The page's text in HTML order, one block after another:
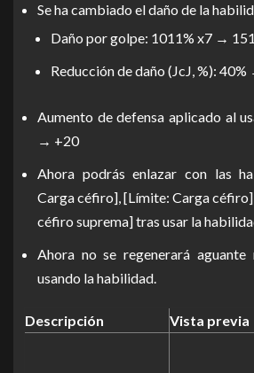
Se ha cambiado el daño de la
Daño por golpe: 1011% x7 →
Reducción de daño (JcJ, %):
Aumento de defensa aplicado al
→ +20
Ahora podrás enlazar con las
Carga céfiro], [Límite: Carga
céfiro suprema] tras usar la
Ahora no se regenerará aguante
usando la habilidad.
Descripción Vista previa